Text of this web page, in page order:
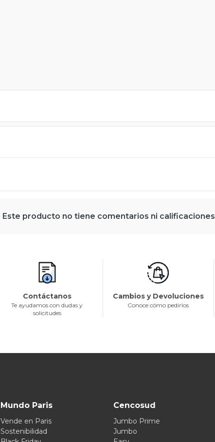
Este producto no tiene comentarios ni calificaciones
Contáctanos
Te ayudamos con dudas y
solicitudes
Cambios y Devoluciones
Conoce cómo pedirlos
Mundo Paris
Vende en Paris
Sostenibilidad
Cencosud
Jumbo Prime
Jumbo